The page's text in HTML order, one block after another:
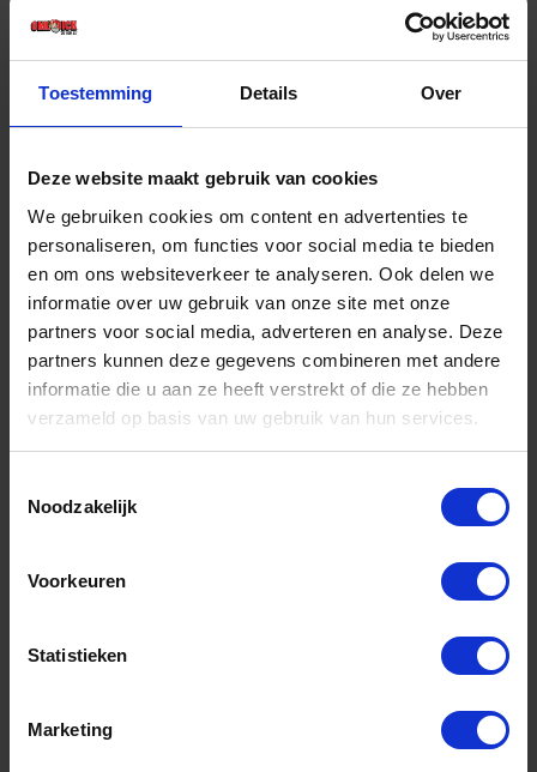
Toestemming Details Over
Deze website maakt gebruik van cookies
We gebruiken cookies om content en advertenties te
personaliseren, om functies voor social media te bieden
en om ons websiteverkeer te analyseren. Ook delen we
informatie over uw gebruik van onze site met onze
partners voor social media, adverteren en analyse. Deze
partners kunnen deze gegevens combineren met andere
informatie die u aan ze heeft verstrekt of die ze hebben
verzameld op basis van uw gebruik van hun services.
Noodzakelijk
Voorkeuren
Statistieken
Marketing
€ 260,88 incl. BTW
-
Bestel nu!
Niet op voorraad, levertijd 1 tot meerdere werkdagen
Prijs per 1 Stuk
+